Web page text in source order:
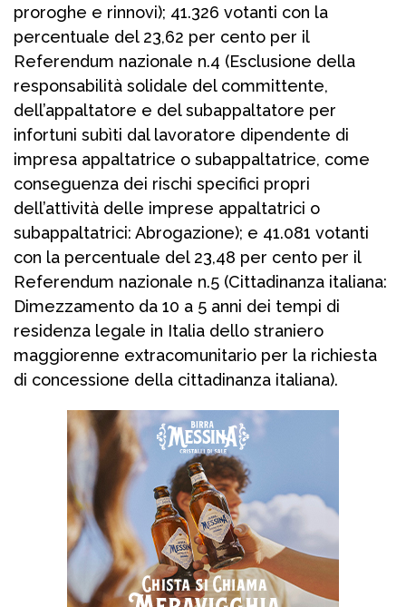
proroghe e rinnovi); 41.326 votanti con la
percentuale del 23,62 per cento per il
Referendum nazionale n.4 (Esclusione della
responsabilità solidale del committente,
dell’appaltatore e del subappaltatore per
infortuni subìti dal lavoratore dipendente di
impresa appaltatrice o subappaltatrice, come
conseguenza dei rischi specifici propri
dell’attività delle imprese appaltatrici o
subappaltatrici: Abrogazione); e 41.081 votanti
con la percentuale del 23,48 per cento per il
Referendum nazionale n.5 (Cittadinanza italiana:
Dimezzamento da 10 a 5 anni dei tempi di
residenza legale in Italia dello straniero
maggiorenne extracomunitario per la richiesta
di concessione della cittadinanza italiana).